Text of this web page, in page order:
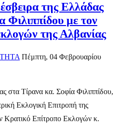
της Ελλάδας
Φιλιππίδου με τον
της Αλβανίας
Πέμπτη, 04 Φεβρουαρίου
στα Τίρανα κα. Σοφία Φιλιππίδου,
Εκλογική Επιτροπή της
Κρατικό Επίτροπο Εκλογών κ.